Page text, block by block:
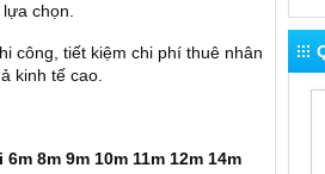
chọn.
công, tiết kiệm chi phí thuê nhân
kinh tế cao.
8m 9m 10m 11m 12m 14m